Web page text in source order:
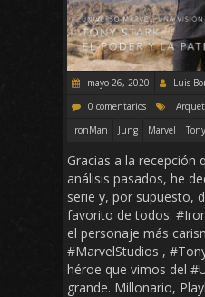
mayo 26, 2020 Luis
0 comentarios
IronMan
Jung Marvel
Gracias a la recepción
análisis pasados, he
serie y, por supuesto,
favorito de todos:
el personaje más
#MarvelStudios ,
héroe que vimos del
grande. Millonario,